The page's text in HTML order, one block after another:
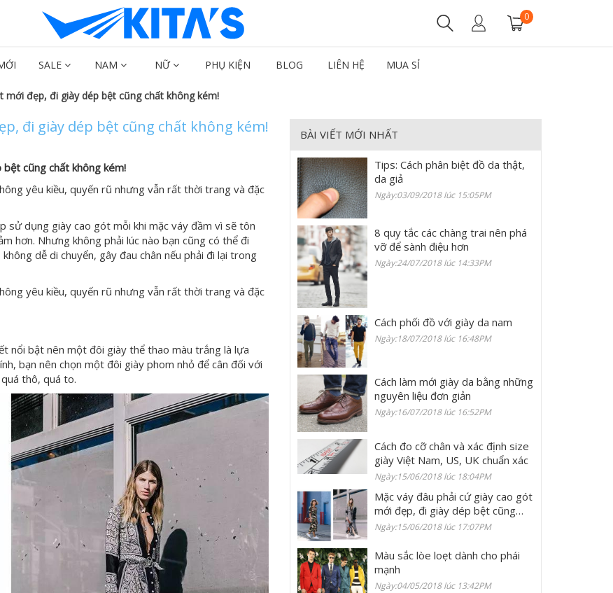
0
SALE NAM NỮ PHỤ KIỆN BLOG LIÊN HỆ MUA SỈ
mới đẹp, đi giày dép bệt cũng chất không kém!
đi giày dép bệt cũng chất không kém!
cũng chất không kém!
yêu kiều, quyến rũ nhưng vẫn rất thời trang và đặc
sử dụng giày cao gót mỗi khi mặc váy đầm vì sẽ tôn
hơn. Nhưng không phải lúc nào bạn cũng có thể đi
dễ di chuyển, gây đau chân nếu phải đi lại trong
yêu kiều, quyến rũ nhưng vẫn rất thời trang và đặc
nổi bật nên một đôi giày thể thao màu trắng là lựa
bạn nên chọn một đôi giày phom nhỏ để cân đối với
thô, quá to.
BÀI VIẾT MỚI NHẤT
Tips: Cách phân biệt đồ da thật,
da giả
Ngày:03/09/2018 lúc 15:05PM
8 quy tắc các chàng trai nên phá
vỡ để sành điệu hơn
Ngày:24/07/2018 lúc 14:33PM
Cách phối đồ với giày da nam
Ngày:18/07/2018 lúc 16:48PM
Cách làm mới giày da bằng những
nguyên liệu đơn giản
Ngày:16/07/2018 lúc 16:52PM
Cách đo cỡ chân và xác định size
giày Việt Nam, US, UK chuẩn xác
Ngày:15/06/2018 lúc 18:04PM
Mặc váy đâu phải cứ giày cao gót
mới đẹp, đi giày dép bệt cũng
chất không kém!
Ngày:15/06/2018 lúc 17:07PM
Màu sắc lòe loẹt dành cho phái
mạnh
Ngày:04/05/2018 lúc 13:42PM